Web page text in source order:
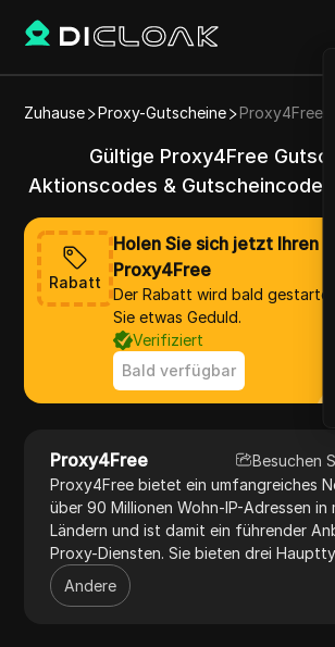
Zuhause Proxy-Gutscheine Proxy4Free
Gültige Proxy4Free
Aktionscodes & Gutscheincodes
Rabatt
Holen Sie sich jetzt Ihren
Proxy4Free
Der Rabatt wird bald
Sie etwas Geduld.
Verifiziert
Bald verfügbar
Proxy4Free
Besuchen
Proxy4Free bietet ein umfangreiches
über 90 Millionen Wohn-IP-Adressen in
Ländern und ist damit ein führender
Proxy-Diensten. Sie bieten drei
Proxys an: Wohnproxies, statische
unbegrenzte Wohnproxies, die
Andere